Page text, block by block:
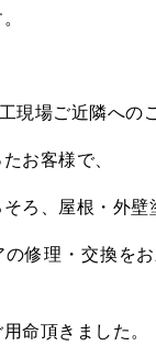
現場ご近隣への
お客様で、
そろ、屋根・外壁
の修理・交換を
命頂きました。